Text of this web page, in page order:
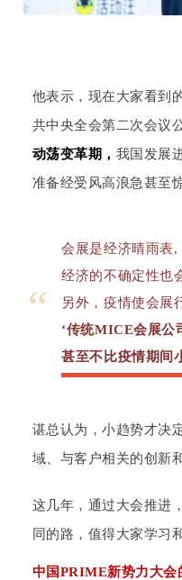
他表示，现在大家看到
共中央全会第二次会议
动荡变革期， 我国发展
准备经受风高浪急甚至
“
会展是经济晴雨表,
经济的不确定性也
另外，疫情使会展
‘传统MICE会展公
甚至不比疫情期间
谌总认为，小趋势才决
域、与客户相关的创新
这几年，通过大会推进
同的路，值得大家学习
中国PRIME新势力大